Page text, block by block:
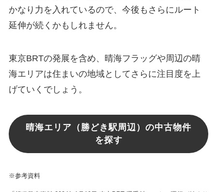
かなり力を入れているので、今後もさらにルート
延伸が続くかもしれません。
東京BRTの発展を含め、晴海フラッグや周辺の晴
海エリアは住まいの地域としてさらに注目度を上
げていくでしょう。
晴海エリア（勝どき駅周辺）の中古物件
を探す
※参考資料